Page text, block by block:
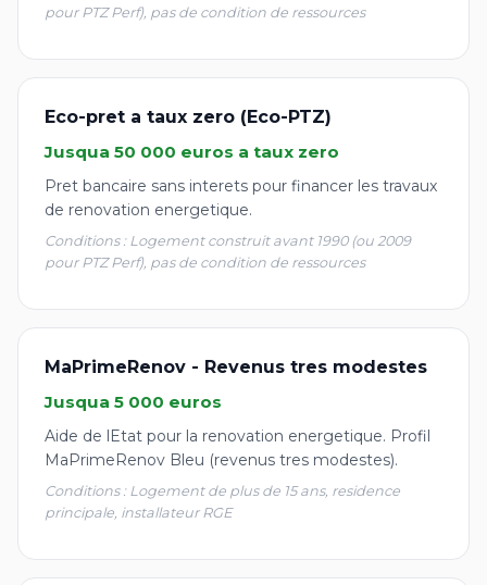
pour PTZ Perf), pas de condition de ressources
Eco-pret a taux zero (Eco-PTZ)
Jusqua 50 000 euros a taux zero
Pret bancaire sans interets pour financer les travaux
de renovation energetique.
Conditions : Logement construit avant 1990 (ou 2009
pour PTZ Perf), pas de condition de ressources
MaPrimeRenov - Revenus tres modestes
Jusqua 5 000 euros
Aide de lEtat pour la renovation energetique. Profil
MaPrimeRenov Bleu (revenus tres modestes).
Conditions : Logement de plus de 15 ans, residence
principale, installateur RGE